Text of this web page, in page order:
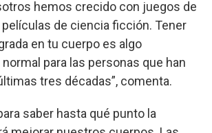
hemos crecido con juegos de
de ciencia ficción. Tener
en tu cuerpo es algo
para las personas que han
tres décadas”, comenta.
saber hasta qué punto la